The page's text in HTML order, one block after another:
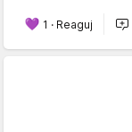
1 · Reaguj